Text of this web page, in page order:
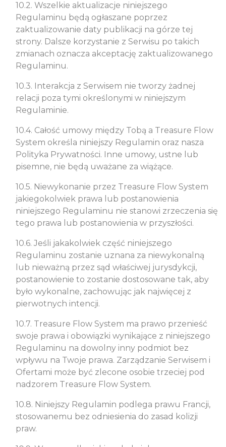
10.2. Wszelkie aktualizacje niniejszego
Regulaminu będą ogłaszane poprzez
zaktualizowanie daty publikacji na górze tej
strony. Dalsze korzystanie z Serwisu po takich
zmianach oznacza akceptację zaktualizowanego
Regulaminu.
10.3. Interakcja z Serwisem nie tworzy żadnej
relacji poza tymi określonymi w niniejszym
Regulaminie.
10.4. Całość umowy między Tobą a Treasure Flow
System określa niniejszy Regulamin oraz nasza
Polityka Prywatności. Inne umowy, ustne lub
pisemne, nie będą uważane za wiążące.
10.5. Niewykonanie przez Treasure Flow System
jakiegokolwiek prawa lub postanowienia
niniejszego Regulaminu nie stanowi zrzeczenia się
tego prawa lub postanowienia w przyszłości.
10.6. Jeśli jakakolwiek część niniejszego
Regulaminu zostanie uznana za niewykonalną
lub nieważną przez sąd właściwej jurysdykcji,
postanowienie to zostanie dostosowane tak, aby
było wykonalne, zachowując jak najwięcej z
pierwotnych intencji.
10.7. Treasure Flow System ma prawo przenieść
swoje prawa i obowiązki wynikające z niniejszego
Regulaminu na dowolny inny podmiot bez
wpływu na Twoje prawa. Zarządzanie Serwisem i
Ofertami może być zlecone osobie trzeciej pod
nadzorem Treasure Flow System.
10.8. Niniejszy Regulamin podlega prawu Francji,
stosowanemu bez odniesienia do zasad kolizji
praw.